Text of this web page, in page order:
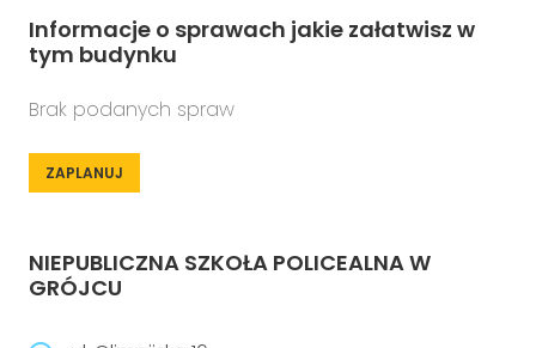
Informacje o sprawach jakie załatwisz w
tym budynku
Brak podanych spraw
ZAPLANUJ
NIEPUBLICZNA SZKOŁA POLICEALNA W
GRÓJCU